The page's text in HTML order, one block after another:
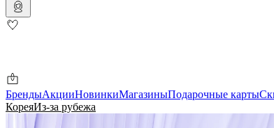
БрендыАкцииНовинкиМагазиныПодарочные карты
КореяИз-за рубежа